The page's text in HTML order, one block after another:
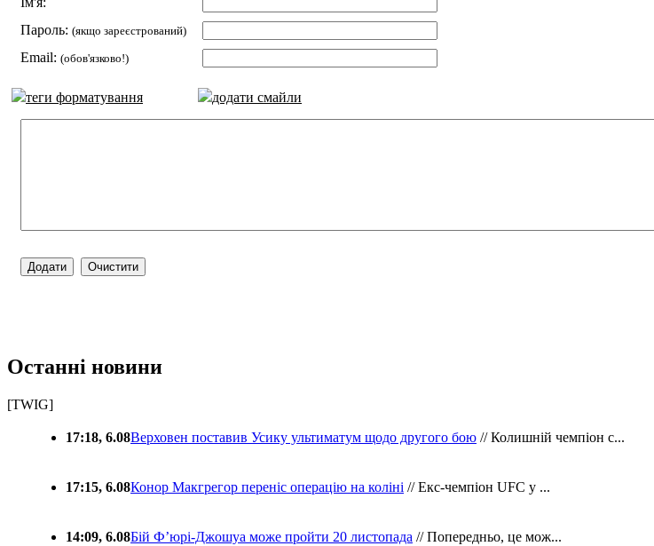
Пароль: (якщо зареєстрований)
Email: (обов'язково!)
теги форматування додати смайли
Останні новини
[TWIG]
17:18, 6.08Верховен поставив Усику ультиматум щодо другого бою // Колишній чемпіон с...
17:15, 6.08Конор Макгрегор переніс операцію на коліні // Екс-чемпіон UFC у ...
14:09, 6.08Бій Ф’юрі-Джошуа може пройти 20 листопада // Попередньо, це мож...